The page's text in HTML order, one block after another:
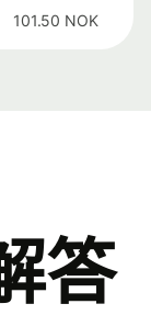
101.50 NOK
答